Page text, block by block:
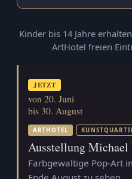
Kinder bis 14 Jahre
ArtHotel freien
JETZT
von 20. Juni
bis 30. August
ARTHOTEL
Ausstellung
Farbgewaltige Pop-Art